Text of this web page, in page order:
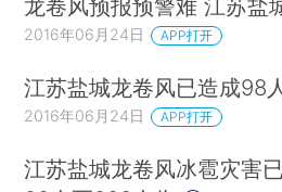
龙卷风预报预警难 江苏盐
2016年06月24日 APP打开
江苏盐城龙卷风已造成98
2016年06月24日 APP打开
江苏盐城龙卷风冰雹灾害